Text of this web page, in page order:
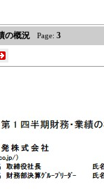
の概況 Page: 3